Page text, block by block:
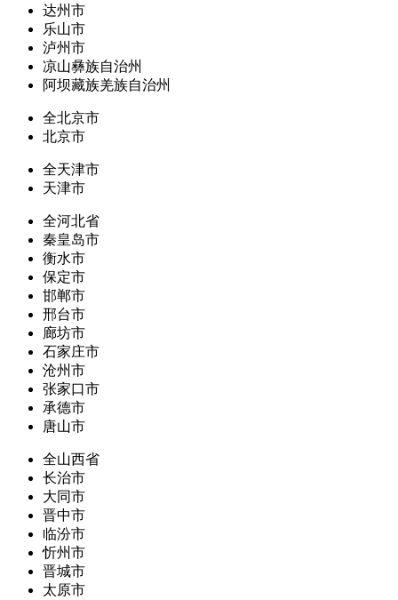
达州市
乐山市
泸州市
凉山彝族自治州
阿坝藏族羌族自治州
全北京市
北京市
全天津市
天津市
全河北省
秦皇岛市
衡水市
保定市
邯郸市
邢台市
廊坊市
石家庄市
沧州市
张家口市
承德市
唐山市
全山西省
长治市
大同市
晋中市
临汾市
忻州市
晋城市
太原市